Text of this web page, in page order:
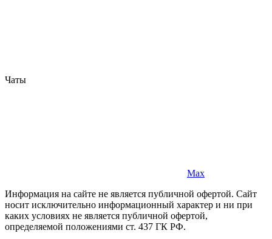
Чаты
Max
Информация на сайте не является публичной офертой. Cайт
носит исключительно информационный характер и ни при
каких условиях не является публичной офертой,
определяемой положениями ст. 437 ГК РФ.